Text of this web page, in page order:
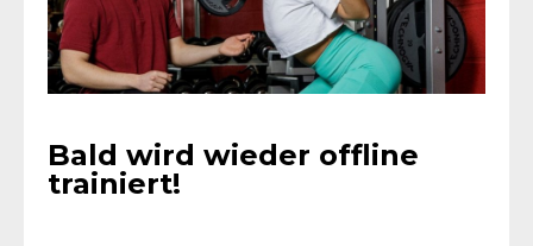
Bald wird wieder offline
trainiert!